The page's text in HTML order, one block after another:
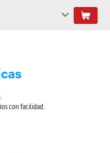
con facilidad.